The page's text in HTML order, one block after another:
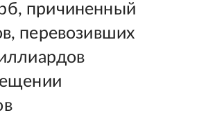
причиненный
перевозивших